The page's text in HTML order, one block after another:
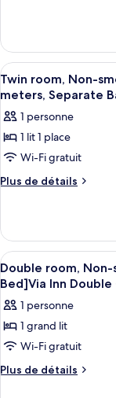
Twin
Room,
Non-
smoking
(Family
Room,
Non-
31
Separate
Bath
and
Toilet,
1
Person)
le
type
de
chambre
Room,
Non-
(Family
Room,
Non-
Square
Meters,
Separate
Bath
and
Toilet,
Person)
Afficher
toutes
les
photos
pour
ce
type
Twin
room,
Non-
smoking
([Non-
smoking
23.5
meters,
1
Twin room, Non-
meters, Separate
1 personne
1 lit 1 place
Wi-Fi gratuit
Plus de détails
Plus
le
type
de
chambre
Twin
room,
Non-
smoking
([Non-
smoking
23.5
Afficher
toutes
les
photos
pour
ce
type
1
Double room,
Bed]Via Inn Double
1 personne
1 grand lit
Wi-Fi gratuit
Plus de détails
Plus